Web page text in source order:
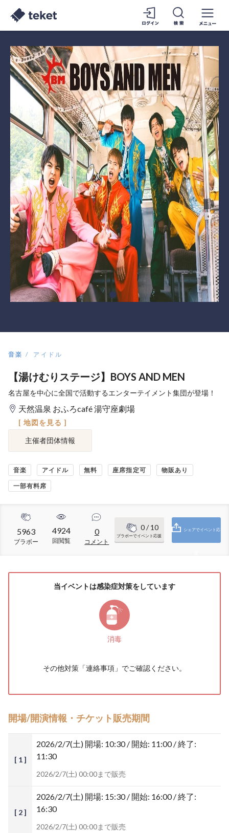
音楽 アイドル
【湯けむりステージ】BOYS AND MEN
名古屋を中心に全国で活動するエンターテイメント集団が登場！
天然温泉 おふろcafé 湯守座劇場
[ 地図を見る ]
主催者団体情報
音楽 アイドル 無料 座席指定可 物販あり
一部有料席
5963
ブラボー
4924
回閲覧
0
コメント
0/ 10
ブラボーでイベント応援
シェアでイベント応
当イベントは感染症対策をしています
消毒
その他対策「連絡事項 」でご確認ください。
開場/開演情報・チケット販売期間
[ 1 ]
2026/2/7(土) 開場: 10:30 / 開始: 11:00 / 終了:
11:30
2026/2/7(土) 00:00まで販売
[ 2 ]
2026/2/7(土) 開場: 15:30 / 開始: 16:00 / 終了:
16:30
2026/2/7(土) 00:00まで販売